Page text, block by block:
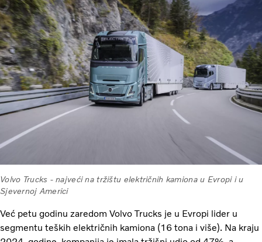
Volvo Trucks - najveći na tržištu električnih kamiona u Evropi i u
Sjevernoj Americi
Već petu godinu zaredom Volvo Trucks je u Evropi lider u
segmentu teških električnih kamiona (16 tona i više). Na kraju